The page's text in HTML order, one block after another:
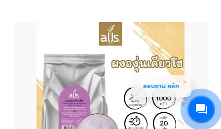
สอบถาม คลิก